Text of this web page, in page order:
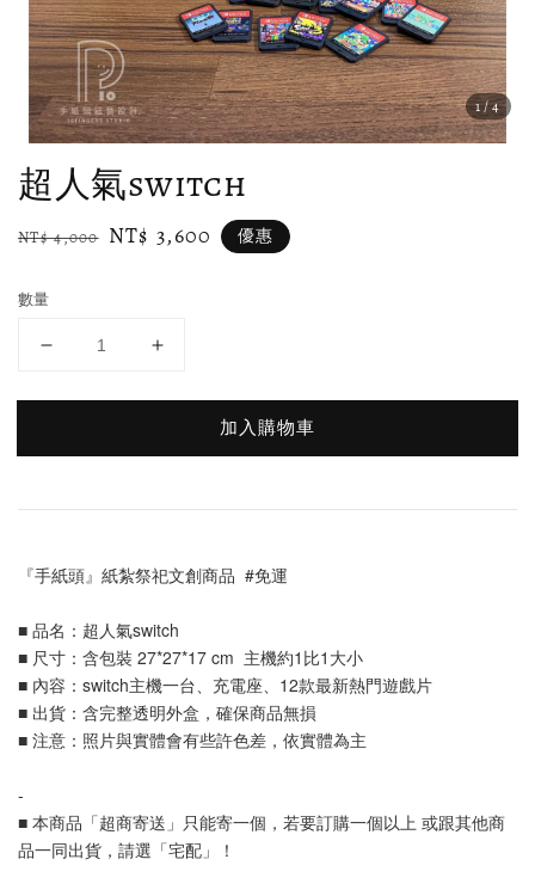
1/4
超人氣switch
Regular
NT$ 4,000 Sale
NT$ 3,600 優惠
數量
加入購物車
『手紙頭』紙紮祭祀文創商品  #免運
■ 品名：超人氣switch
■ 尺寸：含包裝 27*27*17 cm  主機約1比1大小
■ 內容：switch主機一台、充電座、12款最新熱門遊戲片
■ 出貨：含完整透明外盒，確保商品無損
■ 注意：照片與實體會有些許色差，依實體為主
-
■ 本商品「超商寄送」只能寄一個，若要訂購一個以上 或跟其他商
品一同出貨，請選「宅配」！